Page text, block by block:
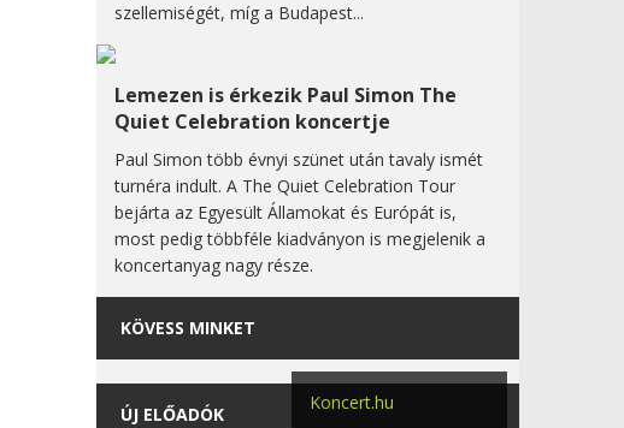
szellemiségét, míg a Budapest...
Lemezen is érkezik Paul Simon The
Quiet Celebration koncertje
Paul Simon több évnyi szünet után tavaly ismét
turnéra indult. A The Quiet Celebration Tour
bejárta az Egyesült Államokat és Európát is,
most pedig többféle kiadványon is megjelenik a
koncertanyag nagy része.
KÖVESS MINKET
Koncert.hu
ÚJ ELŐADÓK